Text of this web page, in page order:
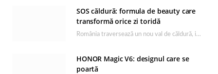
SOS căldură: formula de beauty care
transformă orice zi toridă
România traversează un nou val de căldură, iar rutina de îngrijire capătă un rol esențial…
HONOR Magic V6: designul care se
poartă